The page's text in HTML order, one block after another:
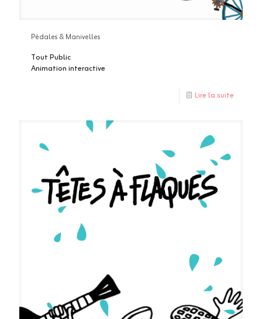
Pédales & Manivelles
Tout Public
Animation interactive
Lire la suite